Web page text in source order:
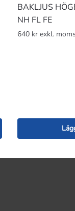
BAKLJUS
NH FL FE
640 kr exkl.